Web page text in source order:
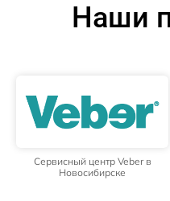
Наши
Сервисный центр Veber в
Новосибирске